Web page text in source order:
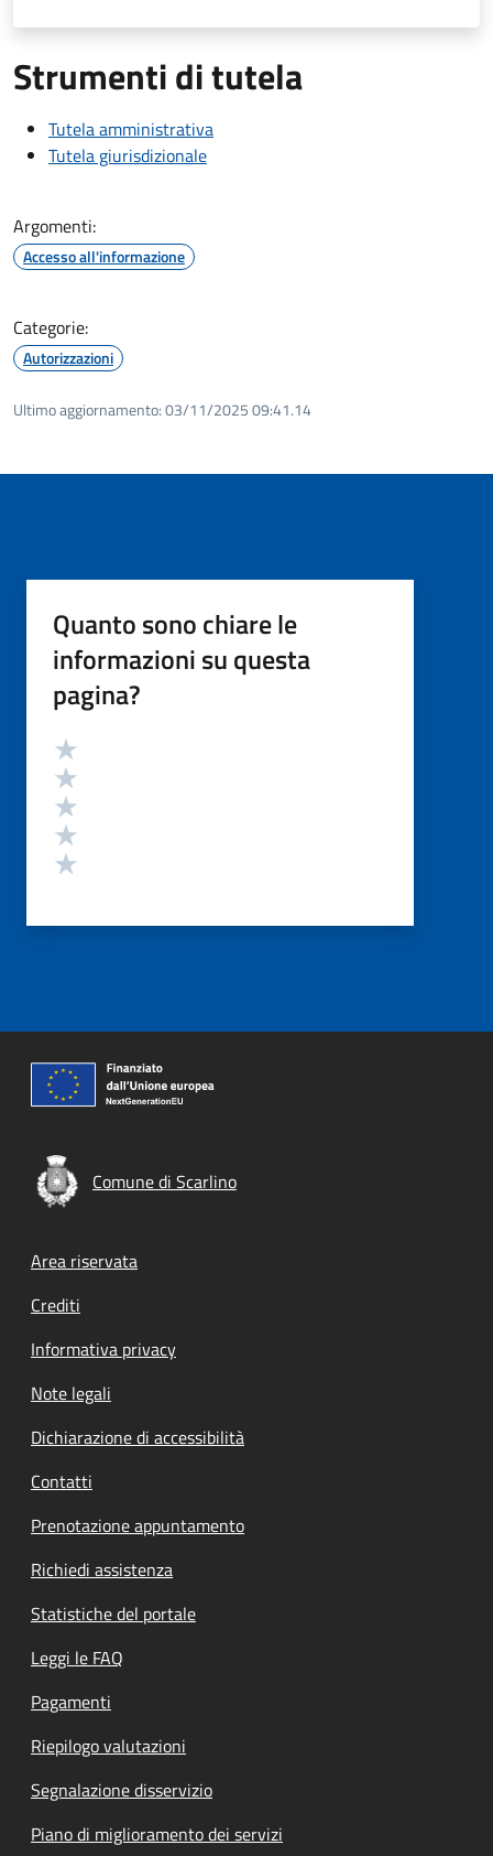
Strumenti di tutela
Tutela amministrativa
Tutela giurisdizionale
Argomenti:
Accesso all'informazione
Categorie:
Autorizzazioni
Ultimo aggiornamento:03/11/2025 09:41.14
Quanto sono chiare le
informazioni su questa
pagina?
Valutazione
Comune di Scarlino
Footer menu
Area riservata
Crediti
Informativa privacy
Note legali
Dichiarazione di accessibilità
Contatti
Prenotazione appuntamento
Richiedi assistenza
Statistiche del portale
Leggi le FAQ
Pagamenti
Riepilogo valutazioni
Segnalazione disservizio
Piano di miglioramento dei servizi